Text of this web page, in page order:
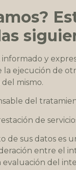
y
la ejecución de
mismo.
del
de
de sus datos es
entre el
evaluación del